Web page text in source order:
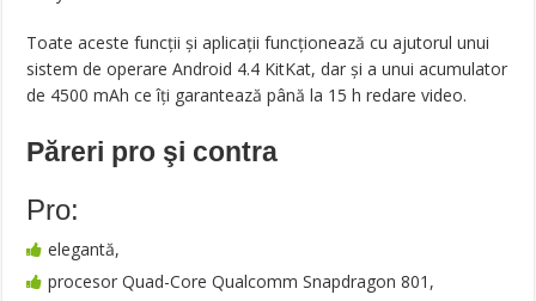
Toate aceste funcţii şi aplicaţii funcţionează cu ajutorul unui
sistem de operare Android 4.4 KitKat, dar şi a unui acumulator
de 4500 mAh ce îţi garantează până la 15 h redare video.
Păreri pro şi contra
Pro:
elegantă,
procesor Quad-Core Qualcomm Snapdragon 801,